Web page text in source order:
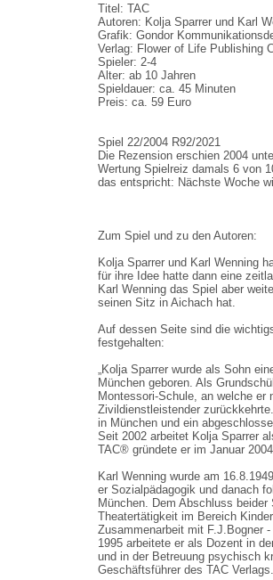
Titel: TAC
Autoren: Kolja Sparrer und Karl
Grafik: Gondor
Verlag: Flower of Life Publishing
Spieler: 2-4
Alter: ab 10 Jahren
Spieldauer: ca. 45 Minuten
Preis: ca. 59 Euro
Spiel 22/2004 R92/2021
Die Rezension erschien 2004
Wertung Spielreiz damals 6 von
das entspricht: Nächste Woche
Zum Spiel und zu den Autoren:
Kolja Sparrer und Karl Wenning
für ihre Idee hatte dann eine
Karl Wenning das Spiel aber
seinen Sitz in Aichach hat.
Auf dessen Seite sind die
festgehalten:
„Kolja Sparrer wurde als Sohn
München geboren. Als
Montessori-Schule, an welche er
Zivildienstleistender
in München und ein
Seit 2002 arbeitet Kolja Sparrer
TAC® gründete er im Januar
Karl Wenning wurde am
er Sozialpädagogik und danach
München. Dem Abschluss
Theatertätigkeit im Bereich
Zusammenarbeit mit F.J.Bogner
1995 arbeitete er als Dozent in
und in der Betreuung psychisch
Geschäftsführer des TAC